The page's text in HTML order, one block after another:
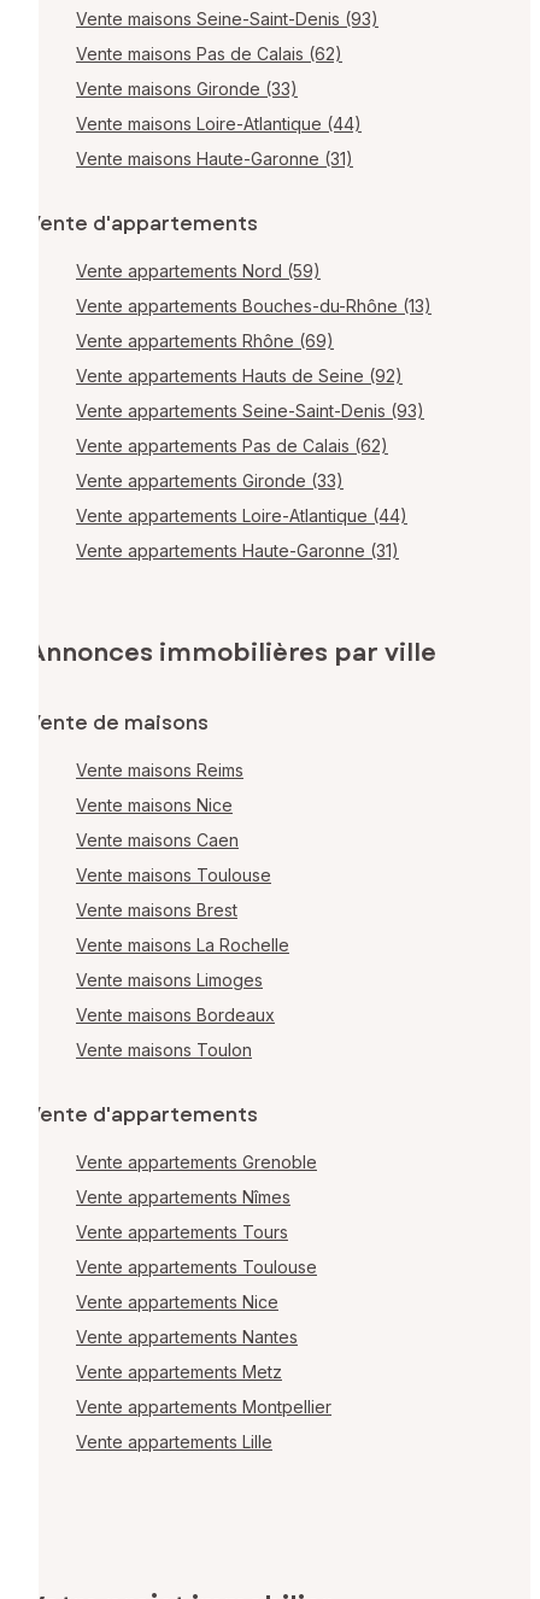
Vente maisons Seine-Saint-Denis (93)
Vente maisons Pas de Calais (62)
Vente maisons Gironde (33)
Vente maisons Loire-Atlantique (44)
Vente maisons Haute-Garonne (31)
Vente d'appartements
Vente appartements Nord (59)
Vente appartements Bouches-du-Rhône (13)
Vente appartements Rhône (69)
Vente appartements Hauts de Seine (92)
Vente appartements Seine-Saint-Denis (93)
Vente appartements Pas de Calais (62)
Vente appartements Gironde (33)
Vente appartements Loire-Atlantique (44)
Vente appartements Haute-Garonne (31)
Annonces immobilières par ville
Vente de maisons
Vente maisons Reims
Vente maisons Nice
Vente maisons Caen
Vente maisons Toulouse
Vente maisons Brest
Vente maisons La Rochelle
Vente maisons Limoges
Vente maisons Bordeaux
Vente maisons Toulon
Vente d'appartements
Vente appartements Grenoble
Vente appartements Nîmes
Vente appartements Tours
Vente appartements Toulouse
Vente appartements Nice
Vente appartements Nantes
Vente appartements Metz
Vente appartements Montpellier
Vente appartements Lille